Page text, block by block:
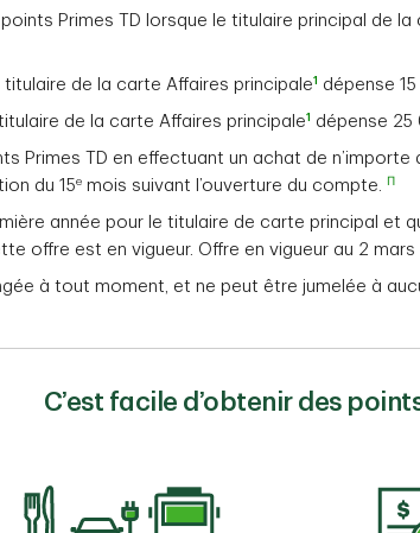
Primes TD lorsque le titulaire principal de
de la carte Affaires principale1 dépense
de la carte Affaires principale1 dépense 25
Primes TD en effectuant un achat de
du 15e mois suivant l’ouverture du compte. Π
année pour le titulaire de carte principal et
offre est en vigueur. Offre en vigueur au 2 mars
à tout moment, et ne peut être jumelée à
C’est facile d’obtenir des